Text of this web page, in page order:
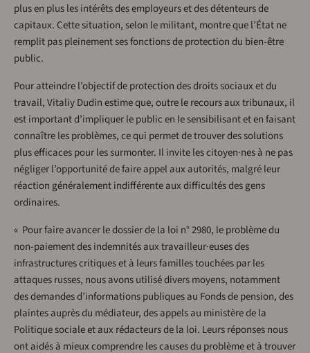
plus en plus les intérêts des employeurs et des détenteurs de
capitaux. Cette situation, selon le militant, montre que l’État ne
remplit pas pleinement ses fonctions de protection du bien-être
public.
Pour atteindre l’objectif de protection des droits sociaux et du
travail, Vitaliy Dudin estime que, outre le recours aux tribunaux, il
est important d’impliquer le public en le sensibilisant et en faisant
connaître les problèmes, ce qui permet de trouver des solutions
plus efficaces pour les surmonter. Il invite les citoyen·nes à ne pas
négliger l’opportunité de faire appel aux autorités, malgré leur
réaction généralement indifférente aux difficultés des gens
ordinaires.
« Pour faire avancer le dossier de la loi n° 2980, le problème du
non-paiement des indemnités aux travailleur·euses des
infrastructures critiques et à leurs familles touchées par les
attaques russes, nous avons utilisé divers moyens, notamment
des demandes d’informations publiques au Fonds de pension, des
plaintes auprès du médiateur, des appels au ministère de la
Politique sociale et aux rédacteurs de la loi. Leurs réponses nous
ont aidés à mieux comprendre les causes du problème et à trouver